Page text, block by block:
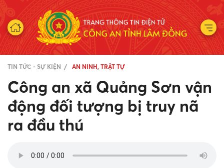
TIN TỨC - SỰ KIỆN AN NINH, TRẬT TỰ
Công an xã Quảng Sơn vận
động đối tượng bị truy nã
ra đầu thú